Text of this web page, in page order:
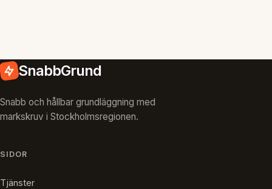
SnabbGrund
Snabb och hållbar grundläggning med
markskruv i Stockholmsregionen.
SIDOR
Tjänster